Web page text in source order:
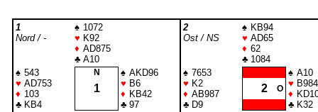
1
Nord / -
♠ 1072
♥ K92
♦ AD875
♣ A10
♠ 543
♥ AD753
♦ 103
♣ KB4
N
1
♠ AKD96
♥ B6
♦ KB42
♣ 97
2
Ost / NS
♠ KB94
♥ AD65
♦ 62
♣ 1084
♠ 7653
♥ K2
♦ AB987
♣ D9
2 O
♠ A10
♥ B984
♦
♣ K32